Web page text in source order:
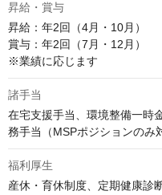
昇給・賞与
昇給：年2回（4月・10月）
賞与：年2回（7月・12月）
※業績に応じます
諸手当
在宅支援手当、環境整備一時
務手当（MSPポジションのみ
福利厚生
産休・育休制度、定期健康診